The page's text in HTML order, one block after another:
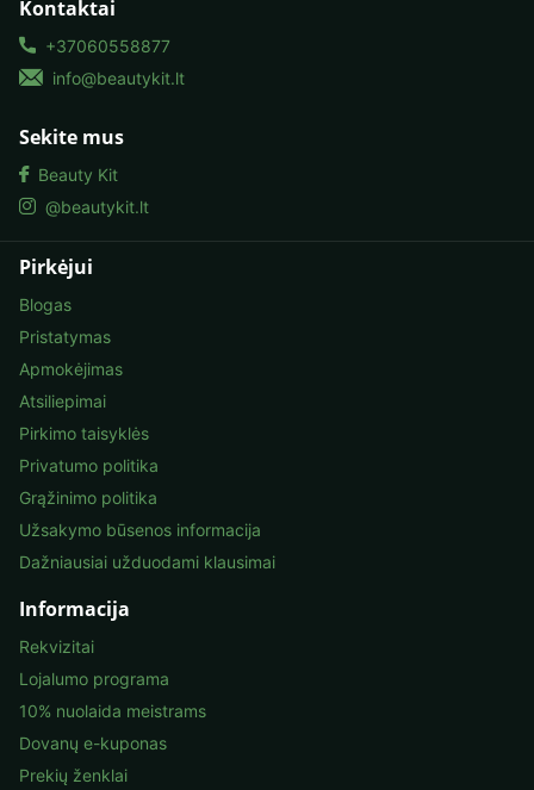
Pirkėjui
Blogas
Pristatymas
Apmokėjimas
Atsiliepimai
Pirkimo taisyklės
Privatumo politika
Grąžinimo politika
Užsakymo būsenos informacija
Dažniausiai užduodami klausimai
Informacija
Rekvizitai
Lojalumo programa
10% nuolaida meistrams
Dovanų e-kuponas
Prekių ženklai
Kontaktai
+37060558877
info@beautykit.lt
Sekite mus
Beauty Kit
@beautykit.lt